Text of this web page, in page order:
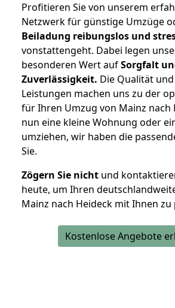
Profitieren Sie von unserem
Netzwerk für günstige Umzüge
Beiladung reibungslos und
vonstattengeht. Dabei legen
besonderen Wert aufSorgfalt
Zuverlässigkeit. Die Qualität
Leistungen machen uns zu der
für Ihren Umzug von Mainz nach
nun eine kleine Wohnung oder
umziehen, wir haben die
Sie.
Zögern Sie nicht und
heute, um Ihren
Mainz nach Heideck mit Ihnen zu
Kostenlose Angebote